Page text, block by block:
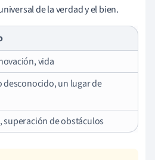
de la verdad y el bien.
vida
desconocido, un lugar de
superación de obstáculos